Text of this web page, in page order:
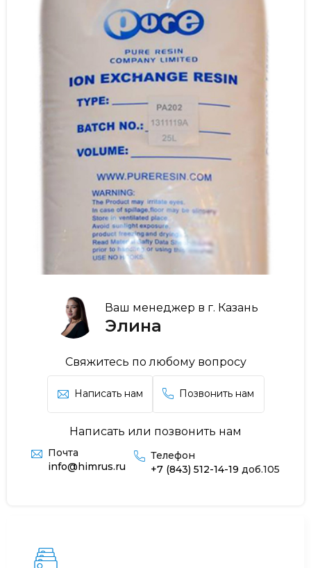
Ваш менеджер в г. Казань
Элина
Свяжитесь по любому вопросу
Написать нам Позвонить нам
Написать или позвонить нам
Почта
info@himrus.ru
Телефон
+7 (843) 512-14-19 доб.105